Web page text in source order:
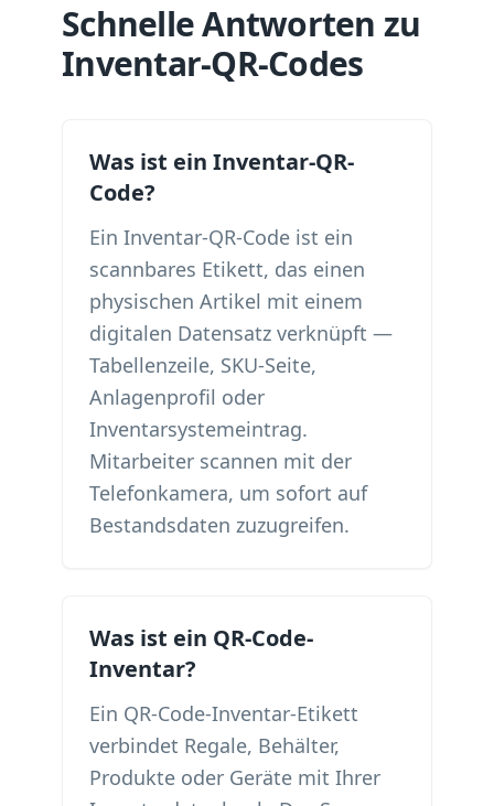
Schnelle Antworten zu
Inventar-QR-Codes
Was ist ein Inventar-QR-
Code?
Ein Inventar-QR-Code ist ein
scannbares Etikett, das einen
physischen Artikel mit einem
digitalen Datensatz verknüpft —
Tabellenzeile, SKU-Seite,
Anlagenprofil oder
Inventarsystemeintrag.
Mitarbeiter scannen mit der
Telefonkamera, um sofort auf
Bestandsdaten zuzugreifen.
Was ist ein QR-Code-
Inventar?
Ein QR-Code-Inventar-Etikett
verbindet Regale, Behälter,
Produkte oder Geräte mit Ihrer